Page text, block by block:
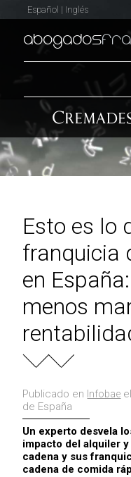
Español | Inglés
abogados
Esto es lo
franquicia
en
menos
Publicado en Infobae
de España
Un experto desvela
impacto del alquiler
cadena y sus
cadena de comida